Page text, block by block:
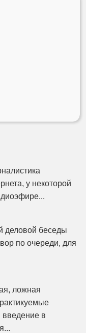
у некоторой
деловой беседы
по очереди, для
ложная
введение в